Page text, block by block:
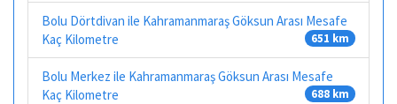
Bolu Dörtdivan ile Kahramanmaraş Göksun Arası Mesafe
Kaç Kilometre
651 km
Bolu Merkez ile Kahramanmaraş Göksun Arası Mesafe
Kaç Kilometre
688 km